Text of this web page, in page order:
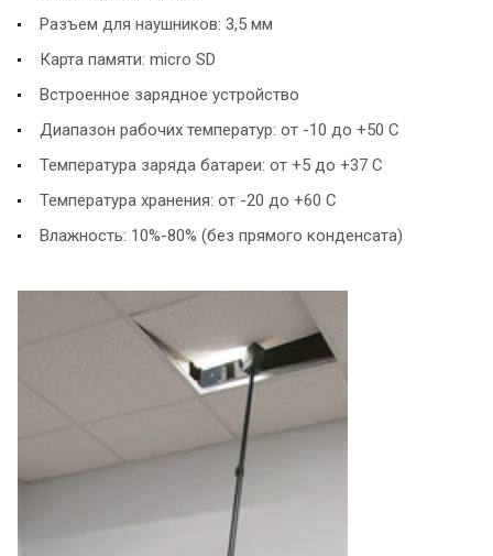
Разъем для наушников: 3,5 мм
Карта памяти: micro SD
Встроенное зарядное устройство
Диапазон рабочих температур: от -10 до +50 С
Температура заряда батареи: от +5 до +37 С
Температура хранения: от -20 до +60 С
Влажность: 10%-80% (без прямого конденсата)